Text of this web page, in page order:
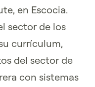
en Escocia.
sector de los
currículum,
del sector de
con sistemas